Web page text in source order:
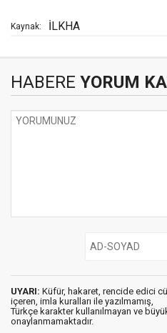
Kaynak: İLKHA
HABERE YORUM
UYARI: Küfür, hakaret, rencide edici
içeren, imla kuralları ile yazılmamış,
Türkçe karakter kullanılmayan ve
onaylanmamaktadır.